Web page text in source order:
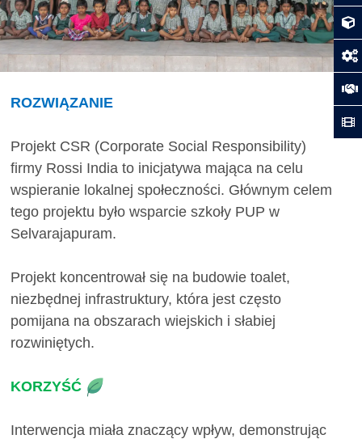
ROZWIĄZANIE
Projekt CSR (Corporate Social Responsibility)
firmy Rossi India to inicjatywa mająca na celu
wspieranie lokalnej społeczności. Głównym celem
tego projektu było wsparcie szkoły PUP w
Selvarajapuram.
Projekt koncentrował się na budowie toalet,
niezbędnej infrastruktury, która jest często
pomijana na obszarach wiejskich i słabiej
rozwiniętych.
KORZYŚĆ
Interwencja miała znaczący wpływ, demonstrując